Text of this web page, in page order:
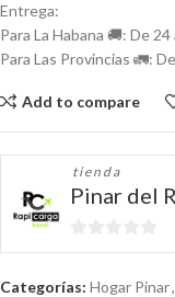
Entrega:
Para La Habana 🚚: De
Para Las Provincias 🚛:
Add to compare
tienda
Pinar del
0
Categorías: Hogar Pinar,